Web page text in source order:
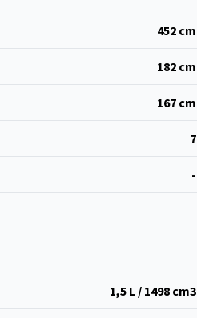
452 cm
182 cm
167 cm
7
-
1,5 L / 1498 cm3